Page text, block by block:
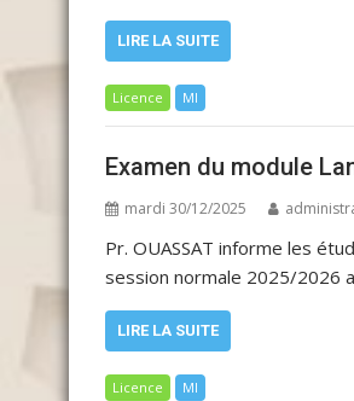
LIRE LA SUITE
Licence MI
Examen du module
mardi 30/12/2025
Pr. OUASSAT informe les
session normale 2025/2026
LIRE LA SUITE
Licence MI